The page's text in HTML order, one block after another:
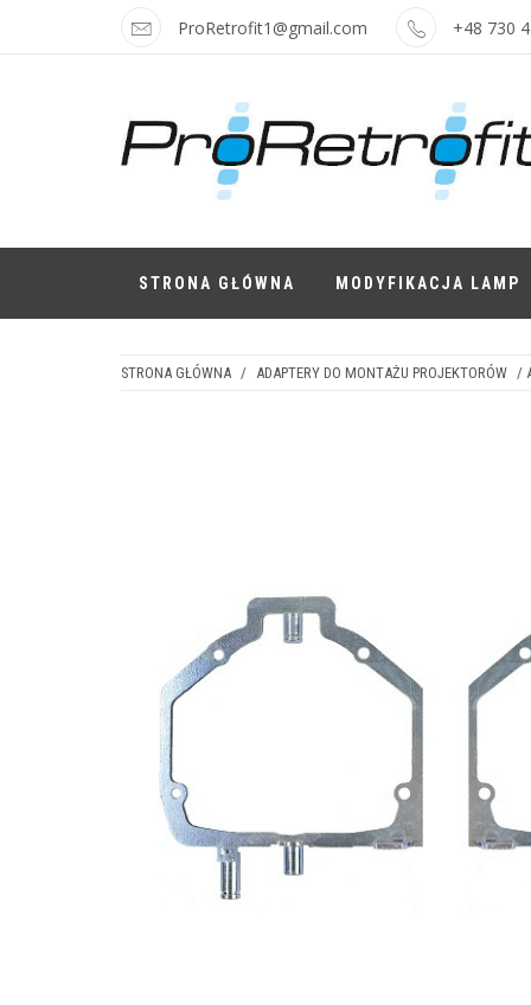
ProRetrofit1@gmail.com +48 730
AKCESORIA
Najskuteczniejsze modyfikacje i
STRONA GŁÓWNA MODYFIKACJA LAMP
STRONA GŁÓWNA / ADAPTERY DO MONTAŻU PROJEKTORÓW /